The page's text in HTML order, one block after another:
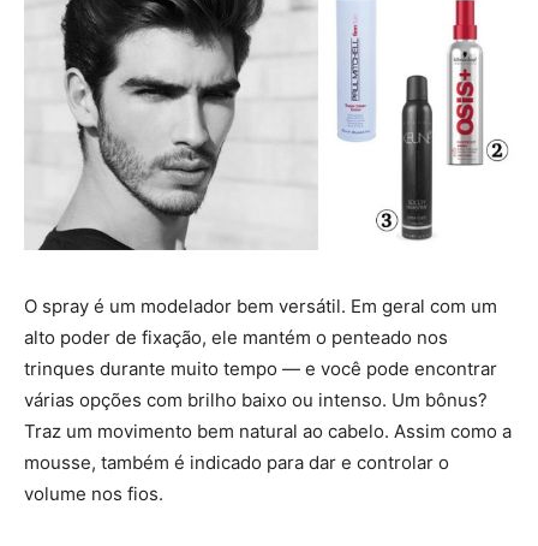
O spray é um modelador bem versátil. Em geral com um
alto poder de fixação, ele mantém o penteado nos
trinques durante muito tempo — e você pode encontrar
várias opções com brilho baixo ou intenso. Um bônus?
Traz um movimento bem natural ao cabelo. Assim como a
mousse, também é indicado para dar e controlar o
volume nos fios.